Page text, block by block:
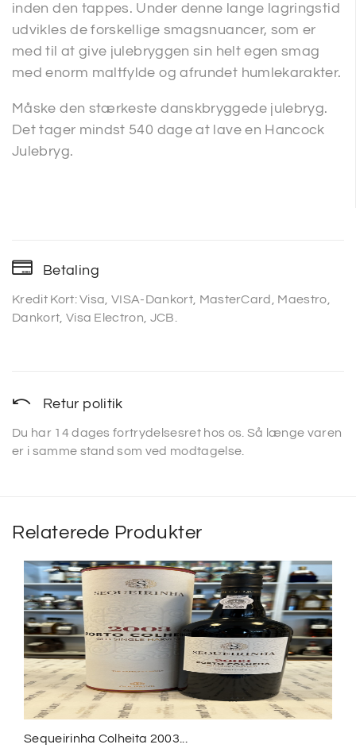
inden den tappes. Under denne lange lagringstid
udvikles de forskellige smagsnuancer, som er
med til at give julebryggen sin helt egen smag
med enorm maltfylde og afrundet humlekarakter.
Måske den stærkeste danskbryggede julebryg.
Det tager mindst 540 dage at lave en Hancock
Julebryg.
Betaling
Kredit Kort: Visa, VISA-Dankort, MasterCard, Maestro,
Dankort, Visa Electron, JCB.
Retur politik
Du har 14 dages fortrydelsesret hos os. Så længe varen
er i samme stand som ved modtagelse.
Relaterede Produkter
Sequeirinha Colheita 2003...